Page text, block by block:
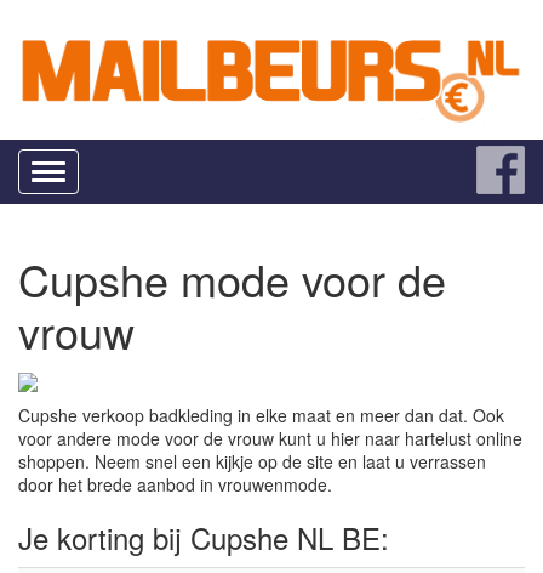
Toggle
navigation
Cupshe mode voor de
vrouw
Cupshe verkoop badkleding in elke maat en meer dan dat. Ook
voor andere mode voor de vrouw kunt u hier naar hartelust online
shoppen. Neem snel een kijkje op de site en laat u verrassen
door het brede aanbod in vrouwenmode.
Je korting bij Cupshe NL BE: